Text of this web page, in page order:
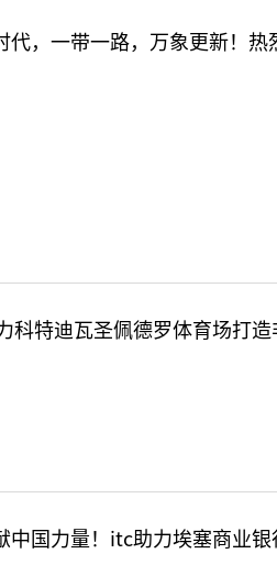
代，一带一路，万象更新！
特迪瓦圣佩德罗体育场打造
国力量！itc助力埃塞商业银